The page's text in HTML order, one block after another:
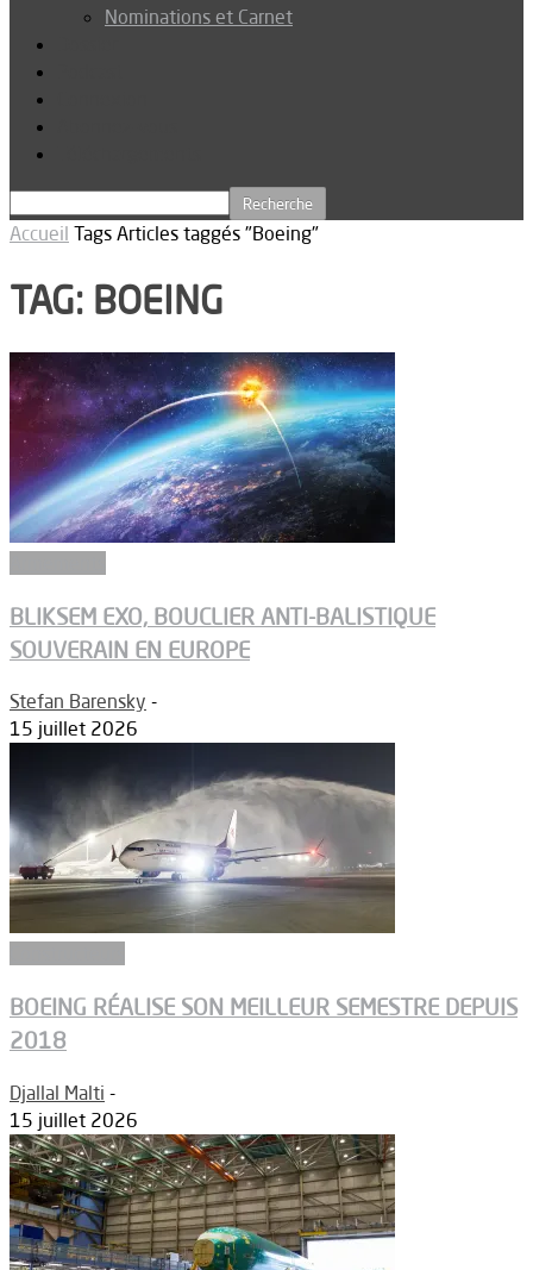
Nominations et Carnet
Accueil Tags Articles taggés "Boeing"
TAG: BOEING
BLIKSEM EXO, BOUCLIER ANTI-BALISTIQUE
SOUVERAIN EN EUROPE
Stefan Barensky -
15 juillet 2026
BOEING RÉALISE SON MEILLEUR SEMESTRE DEPUIS
2018
Djallal Malti -
15 juillet 2026